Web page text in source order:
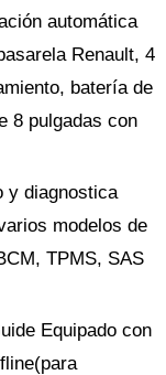
automática
Renault, 4
batería de
8 pulgadas con
y diagnostica
modelos de
TPMS, SAS
Equipado con